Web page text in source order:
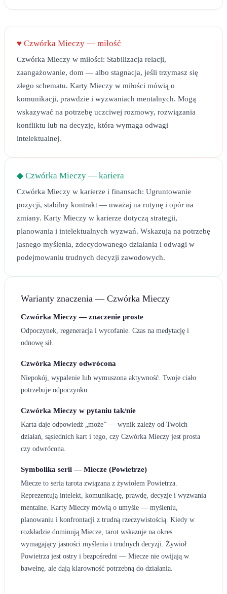
♥ Czwórka Mieczy — miłość
Czwórka Mieczy w miłości: Stabilizacja relacji,
zaangażowanie, dom — albo stagnacja, jeśli trzymasz się
złego schematu. Karty Mieczy w miłości mówią o
komunikacji, prawdzie i wyzwaniach mentalnych. Mogą
wskazywać na potrzebę uczciwej rozmowy, rozwiązania
konfliktu lub na decyzję, która wymaga odwagi
intelektualnej.
◆ Czwórka Mieczy — kariera
Czwórka Mieczy w karierze i finansach: Ugruntowanie
pozycji, stabilny kontrakt — uważaj na rutynę i opór na
zmiany. Karty Mieczy w karierze dotyczą strategii,
planowania i intelektualnych wyzwań. Wskazują na potrzebę
jasnego myślenia, zdecydowanego działania i odwagi w
podejmowaniu trudnych decyzji zawodowych.
Warianty znaczenia — Czwórka Mieczy
Czwórka Mieczy — znaczenie proste
Odpoczynek, regeneracja i wycofanie. Czas na medytację i
odnowę sił.
Czwórka Mieczy odwrócona
Niepokój, wypalenie lub wymuszona aktywność. Twoje ciało
potrzebuje odpoczynku.
Czwórka Mieczy w pytaniu tak/nie
Karta daje odpowiedź „może” — wynik zależy od Twoich
działań, sąsiednich kart i tego, czy Czwórka Mieczy jest prosta
czy odwrócona.
Symbolika serii — Miecze (Powietrze)
Miecze to seria tarota związana z żywiołem Powietrza.
Reprezentują intelekt, komunikację, prawdę, decyzje i wyzwania
mentalne. Karty Mieczy mówią o umyśle — myśleniu,
planowaniu i konfrontacji z trudną rzeczywistością. Kiedy w
rozkładzie dominują Miecze, tarot wskazuje na okres
wymagający jasności myślenia i trudnych decyzji. Żywioł
Powietrza jest ostry i bezpośredni — Miecze nie owijają w
bawełnę, ale dają klarowność potrzebną do działania.